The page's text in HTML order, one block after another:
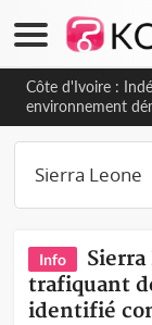
Côte d'Ivoire :
environnement
Info
trafiquant
identifié